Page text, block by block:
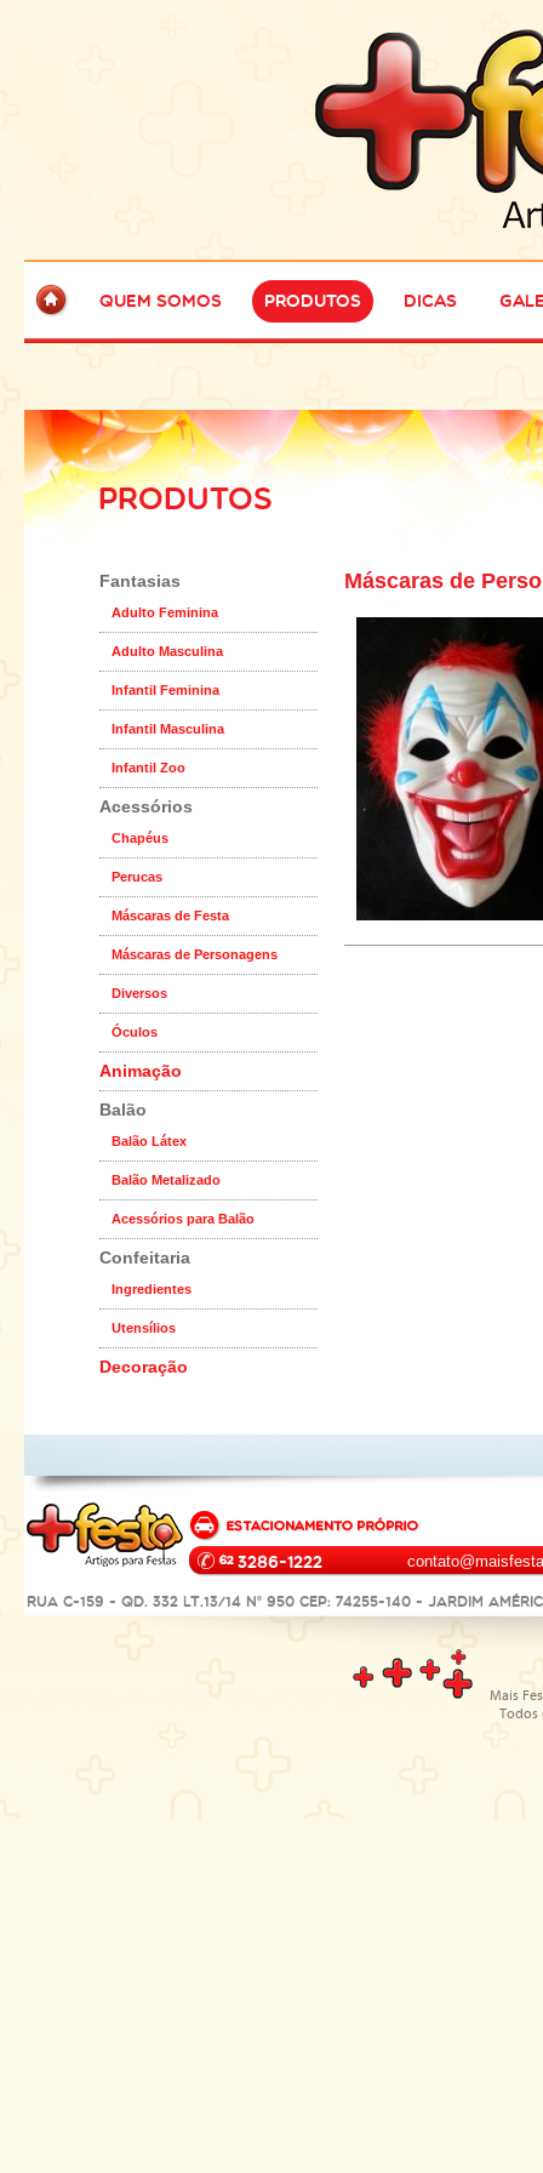
Quem Somos Produtos Dicas
PRODUTOS
Fantasias
Adulto Feminina
Adulto Masculina
Infantil Feminina
Infantil Masculina
Infantil Zoo
Acessórios
Chapéus
Perucas
Máscaras de Festa
Máscaras de Personagens
Diversos
Óculos
Animação
Balão
Balão Látex
Balão Metalizado
Acessórios para Balão
Confeitaria
Ingredientes
Utensílios
Decoração
Máscaras de
3286-1222
Rua C-159 - Qd. 332 Lt.13/14 Nº 950 CEP: 74255-140 - Jardim
Mais
Todos